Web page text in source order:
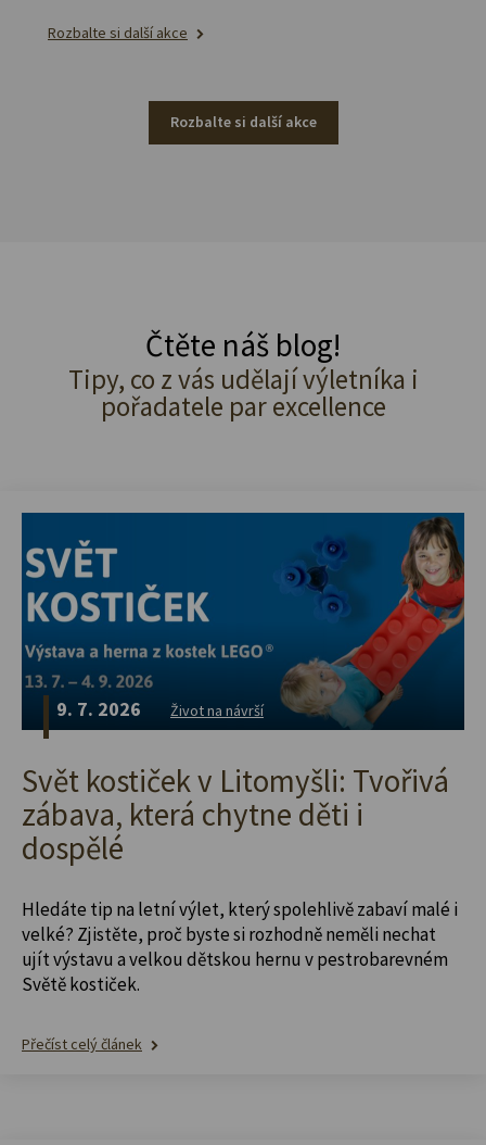
Rozbalte si další akce
Rozbalte si další akce
Čtěte náš blog!
Tipy, co z vás udělají výletníka i
pořadatele par excellence
9. 7. 2026 Život na návrší
Svět kostiček v Litomyšli: Tvořivá
zábava, která chytne děti i
dospělé
Hledáte tip na letní výlet, který spolehlivě zabaví malé i
velké? Zjistěte, proč byste si rozhodně neměli nechat
ujít výstavu a velkou dětskou hernu v pestrobarevném
Světě kostiček.
Přečíst celý článek